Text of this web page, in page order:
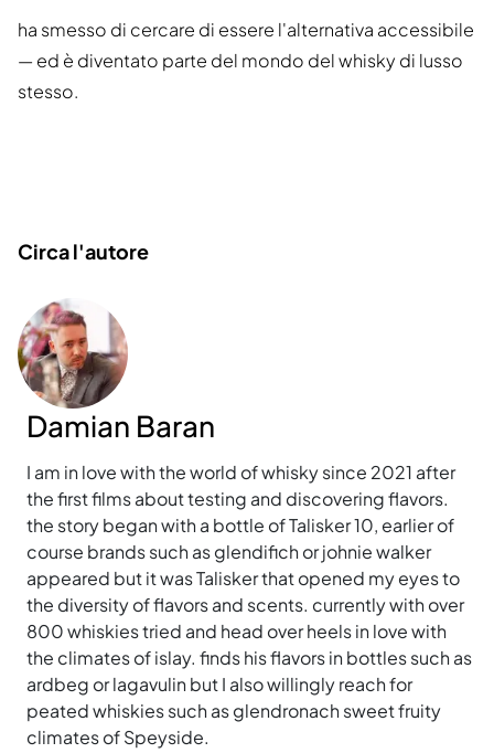
ha smesso di cercare di essere l'alternativa accessibile
— ed è diventato parte del mondo del whisky di lusso
stesso.
Circa l'autore
Damian Baran
I am in love with the world of whisky since 2021 after
the first films about testing and discovering flavors.
the story began with a bottle of Talisker 10, earlier of
course brands such as glendifich or johnie walker
appeared but it was Talisker that opened my eyes to
the diversity of flavors and scents. currently with over
800 whiskies tried and head over heels in love with
the climates of islay. finds his flavors in bottles such as
ardbeg or lagavulin but I also willingly reach for
peated whiskies such as glendronach sweet fruity
climates of Speyside.